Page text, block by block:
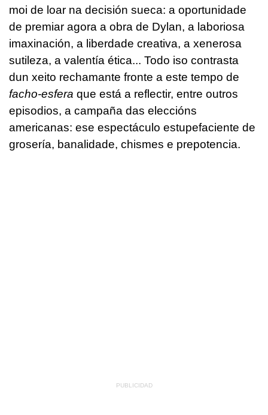
moi de loar na decisión sueca: a oportunidade
de premiar agora a obra de Dylan, a laboriosa
imaxinación, a liberdade creativa, a xenerosa
sutileza, a valentía ética... Todo iso contrasta
dun xeito rechamante fronte a este tempo de
facho-esfera que está a reflectir, entre outros
episodios, a campaña das eleccións
americanas: ese espectáculo estupefaciente de
grosería, banalidade, chismes e prepotencia.